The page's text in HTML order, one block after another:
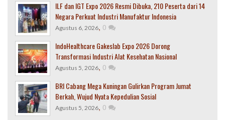
ILF dan IGT Expo 2026 Resmi Dibuka, 210 Peserta dari 14
Negara Perkuat Industri Manufaktur Indonesia
Agustus 6, 2026, 0
IndoHealthcare Gakeslab Expo 2026 Dorong
Transformasi Industri Alat Kesehatan Nasional
Agustus 5, 2026, 0
BRI Cabang Mega Kuningan Gulirkan Program Jumat
Berkah, Wujud Nyata Kepedulian Sosial
Agustus 5, 2026, 0